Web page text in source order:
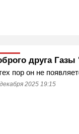
друга
пор он не
2025 19:15